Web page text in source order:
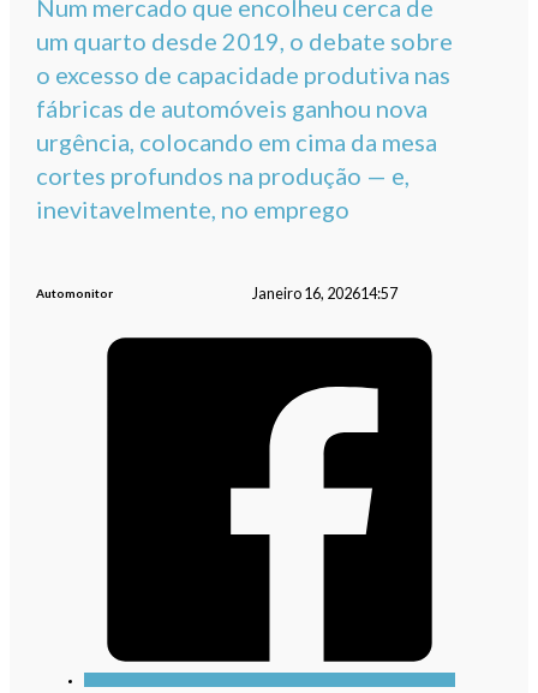
Num mercado que encolheu cerca de
um quarto desde 2019, o debate sobre
o excesso de capacidade produtiva nas
fábricas de automóveis ganhou nova
urgência, colocando em cima da mesa
cortes profundos na produção — e,
inevitavelmente, no emprego
Automonitor Janeiro 16, 202614:57